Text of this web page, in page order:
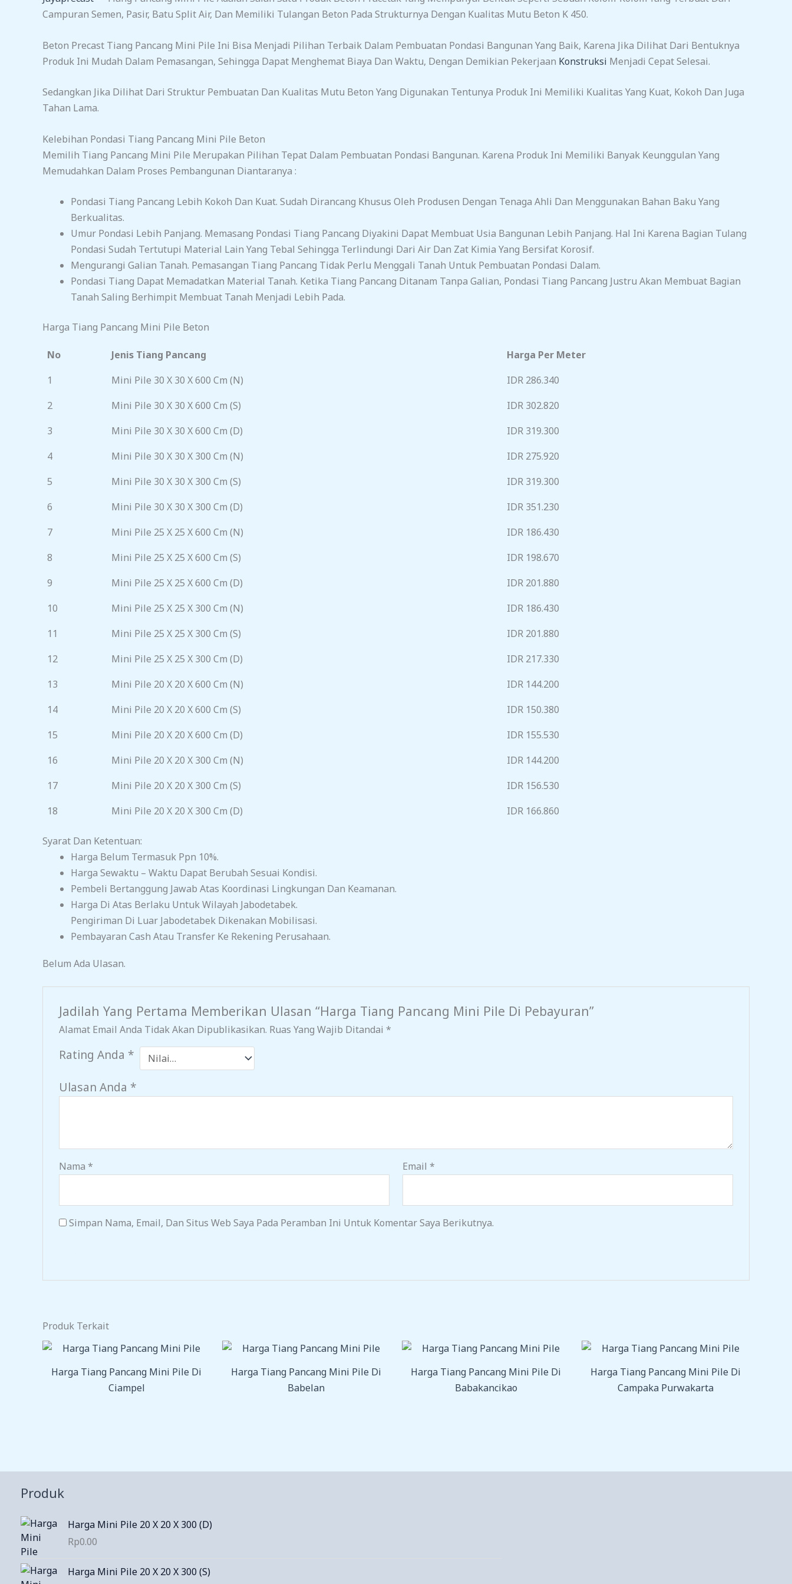
Campuran Semen, Pasir, Batu Split Air, Dan Memiliki Tulangan Beton Pada Strukturnya Dengan Kualitas Mutu Beton K 450.
Beton Precast Tiang Pancang Mini Pile Ini Bisa Menjadi Pilihan Terbaik Dalam Pembuatan Pondasi Bangunan Yang Baik, Karena Jika Dilihat Dari Bentuknya
Produk Ini Mudah Dalam Pemasangan, Sehingga Dapat Menghemat Biaya Dan Waktu, Dengan Demikian Pekerjaan Konstruksi Menjadi Cepat Selesai.
Sedangkan Jika Dilihat Dari Struktur Pembuatan Dan Kualitas Mutu Beton Yang Digunakan Tentunya Produk Ini Memiliki Kualitas Yang Kuat, Kokoh Dan Juga
Tahan Lama.
Kelebihan Pondasi Tiang Pancang Mini Pile Beton
Memilih Tiang Pancang Mini Pile Merupakan Pilihan Tepat Dalam Pembuatan Pondasi Bangunan. Karena Produk Ini Memiliki Banyak Keunggulan Yang
Memudahkan Dalam Proses Pembangunan Diantaranya :
Pondasi Tiang Pancang Lebih Kokoh Dan Kuat. Sudah Dirancang Khusus Oleh Produsen Dengan Tenaga Ahli Dan Menggunakan Bahan Baku Yang
Berkualitas.
Umur Pondasi Lebih Panjang. Memasang Pondasi Tiang Pancang Diyakini Dapat Membuat Usia Bangunan Lebih Panjang. Hal Ini Karena Bagian Tulang
Pondasi Sudah Tertutupi Material Lain Yang Tebal Sehingga Terlindungi Dari Air Dan Zat Kimia Yang Bersifat Korosif.
Mengurangi Galian Tanah. Pemasangan Tiang Pancang Tidak Perlu Menggali Tanah Untuk Pembuatan Pondasi Dalam.
Pondasi Tiang Dapat Memadatkan Material Tanah. Ketika Tiang Pancang Ditanam Tanpa Galian, Pondasi Tiang Pancang Justru Akan Membuat Bagian
Tanah Saling Berhimpit Membuat Tanah Menjadi Lebih Pada.
Harga Tiang Pancang Mini Pile Beton
No Jenis Tiang Pancang
Harga Per Meter
1
Mini Pile 30 X 30 X 600 Cm (N)
IDR 286.340
2
Mini Pile 30 X 30 X 600 Cm (S)
IDR 302.820
3
Mini Pile 30 X 30 X 600 Cm (D)
IDR 319.300
4
Mini Pile 30 X 30 X 300 Cm (N)
IDR 275.920
5
Mini Pile 30 X 30 X 300 Cm (S)
IDR 319.300
6
Mini Pile 30 X 30 X 300 Cm (D)
IDR 351.230
7
Mini Pile 25 X 25 X 600 Cm (N)
IDR 186.430
8
Mini Pile 25 X 25 X 600 Cm (S)
IDR 198.670
9
Mini Pile 25 X 25 X 600 Cm (D)
IDR 201.880
10
Mini Pile 25 X 25 X 300 Cm (N)
IDR 186.430
11
Mini Pile 25 X 25 X 300 Cm (S)
IDR 201.880
12
Mini Pile 25 X 25 X 300 Cm (D)
IDR 217.330
13
Mini Pile 20 X 20 X 600 Cm (N)
IDR 144.200
14
Mini Pile 20 X 20 X 600 Cm (S)
IDR 150.380
15
Mini Pile 20 X 20 X 600 Cm (D)
IDR 155.530
16
Mini Pile 20 X 20 X 300 Cm (N)
IDR 144.200
17
Mini Pile 20 X 20 X 300 Cm (S)
IDR 156.530
18
Mini Pile 20 X 20 X 300 Cm (D) IDR 166.860
Syarat Dan Ketentuan:
Harga Belum Termasuk Ppn 10%.
Harga Sewaktu – Waktu Dapat Berubah Sesuai Kondisi.
Pembeli Bertanggung Jawab Atas Koordinasi Lingkungan Dan Keamanan.
Harga Di Atas Berlaku Untuk Wilayah Jabodetabek.
Pengiriman Di Luar Jabodetabek Dikenakan Mobilisasi.
Pembayaran Cash Atau Transfer Ke Rekening Perusahaan.
Belum Ada Ulasan.
Jadilah Yang Pertama Memberikan Ulasan “Harga Tiang Pancang Mini Pile Di Pebayuran”
Alamat Email Anda Tidak Akan Dipublikasikan. Ruas Yang Wajib Ditandai *
Rating Anda *
Ulasan Anda *
Nama * Email*
Simpan Nama, Email, Dan Situs Web Saya Pada Peramban Ini Untuk Komentar Saya Berikutnya.
Produk Terkait
Harga Tiang Pancang Mini Pile Di
Ciampel
Harga Tiang Pancang Mini Pile Di
Babelan
Harga Tiang Pancang Mini Pile Di
Babakancikao
Harga Tiang Pancang Mini Pile Di
Campaka Purwakarta
Produk
Harga Mini Pile 20 X 20 X 300 (D)
Rp0.00
Harga Mini Pile 20 X 20 X 300 (S)